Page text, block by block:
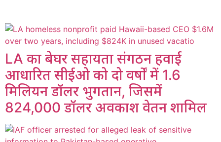
LA का बेघर सहायता संगठन हवाई
आधारित सीईओ को दो वर्षों में 1.6
मिलियन डॉलर भुगतान, जिसमें
824,000 डॉलर अवकाश वेतन शामिल